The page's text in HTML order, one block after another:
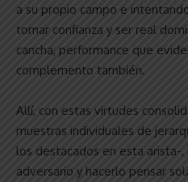
a su propio campo e
tomar confianza y ser real
cancha, performance que
complemento también.
Allí, con estas virtudes
muestras individuales de
los destacados en esta arista-,
adversario y hacerlo pensar